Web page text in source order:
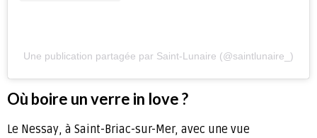
Une publication partagée par Saint-Lunaire (@saintlunaire_)
Où boire un verre in love ?
Le Nessay, à Saint-Briac-sur-Mer, avec une vue